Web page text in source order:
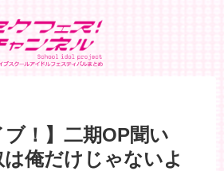
ブ！】二期OP聞い
俺だけじゃないよ